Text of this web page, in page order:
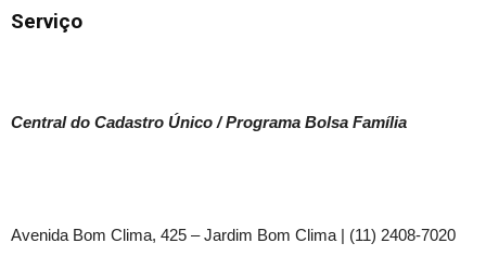
Serviço
Central do Cadastro Único / Programa Bolsa Família
Avenida Bom Clima, 425 – Jardim Bom Clima | (11) 2408-7020